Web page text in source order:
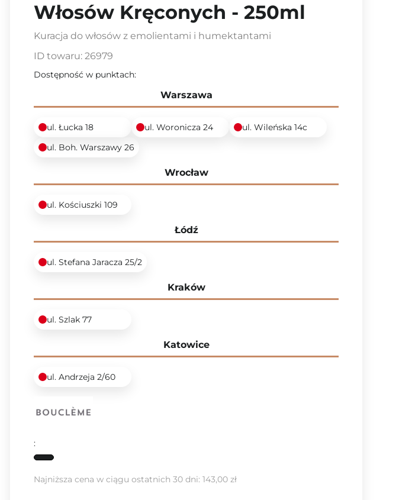
Włosów Kręconych - 250ml
Kuracja do włosów z emolientami i humektantami
ID towaru: 26979
Dostępność w punktach:
Warszawa
ul. Łucka 18 ul. Woronicza 24
ul. Wileńska 14c
ul. Boh. Warszawy 26
Wrocław
ul. Kościuszki 109
Łódź
ul. Stefana Jaracza 25/2
Kraków
ul. Szlak 77
Katowice
ul. Andrzeja 2/60
:
Najniższa cena w ciągu ostatnich 30 dni: 143,00 zł